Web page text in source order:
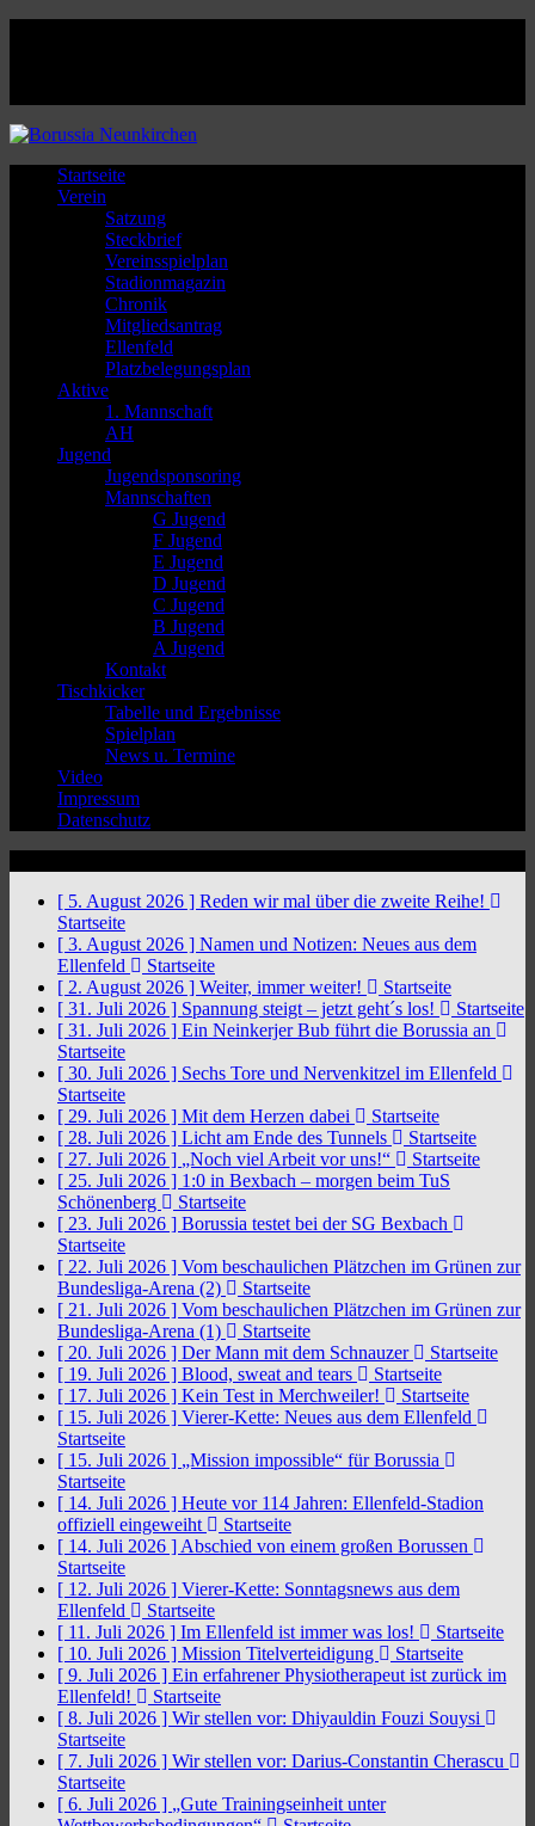
Startseite
Verein
Satzung
Steckbrief
Vereinsspielplan
Stadionmagazin
Chronik
Mitgliedsantrag
Ellenfeld
Platzbelegungsplan
Aktive
1. Mannschaft
AH
Jugend
Jugendsponsoring
Mannschaften
G Jugend
F Jugend
E Jugend
D Jugend
C Jugend
B Jugend
A Jugend
Kontakt
Tischkicker
Tabelle und Ergebnisse
Spielplan
News u. Termine
Video
Impressum
Datenschutz
[ 5. August 2026 ] Reden wir mal über die zweite Reihe!
Startseite
[ 3. August 2026 ] Namen und Notizen: Neues aus dem
Ellenfeld
Startseite
[ 2. August 2026 ] Weiter, immer weiter!
Startseite
[ 31. Juli 2026 ] Spannung steigt – jetzt geht´s los!
Startseite
[ 31. Juli 2026 ] Ein Neinkerjer Bub führt die Borussia an
Startseite
[ 30. Juli 2026 ] Sechs Tore und Nervenkitzel im Ellenfeld
Startseite
[ 29. Juli 2026 ] Mit dem Herzen dabei
Startseite
[ 28. Juli 2026 ] Licht am Ende des Tunnels
Startseite
[ 27. Juli 2026 ] „Noch viel Arbeit vor uns!“
Startseite
[ 25. Juli 2026 ] 1:0 in Bexbach – morgen beim TuS
Schönenberg
Startseite
[ 23. Juli 2026 ] Borussia testet bei der SG Bexbach
Startseite
[ 22. Juli 2026 ] Vom beschaulichen Plätzchen im Grünen zur
Bundesliga-Arena (2)
Startseite
[ 21. Juli 2026 ] Vom beschaulichen Plätzchen im Grünen zur
Bundesliga-Arena (1)
Startseite
[ 20. Juli 2026 ] Der Mann mit dem Schnauzer
Startseite
[ 19. Juli 2026 ] Blood, sweat and tears
Startseite
[ 17. Juli 2026 ] Kein Test in Merchweiler!
Startseite
[ 15. Juli 2026 ] Vierer-Kette: Neues aus dem Ellenfeld
Startseite
[ 15. Juli 2026 ] „Mission impossible“ für Borussia
Startseite
[ 14. Juli 2026 ] Heute vor 114 Jahren: Ellenfeld-Stadion
offiziell eingeweiht
Startseite
[ 14. Juli 2026 ] Abschied von einem großen Borussen
Startseite
[ 12. Juli 2026 ] Vierer-Kette: Sonntagsnews aus dem
Ellenfeld
Startseite
[ 11. Juli 2026 ] Im Ellenfeld ist immer was los!
Startseite
[ 10. Juli 2026 ] Mission Titelverteidigung
Startseite
[ 9. Juli 2026 ] Ein erfahrener Physiotherapeut ist zurück im
Ellenfeld!
Startseite
[ 8. Juli 2026 ] Wir stellen vor: Dhiyauldin Fouzi Souysi
Startseite
[ 7. Juli 2026 ] Wir stellen vor: Darius-Constantin Cherascu
Startseite
[ 6. Juli 2026 ] „Gute Trainingseinheit unter